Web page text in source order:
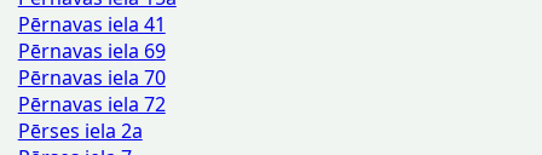
Pērnavas iela 41
Pērnavas iela 69
Pērnavas iela 70
Pērnavas iela 72
Pērses iela 2a